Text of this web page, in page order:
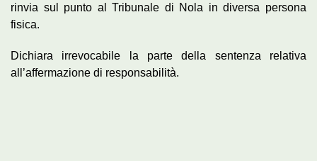
rinvia sul punto al Tribunale di Nola in diversa persona
fisica.
Dichiara irrevocabile la parte della sentenza relativa
all’affermazione di responsabilità.